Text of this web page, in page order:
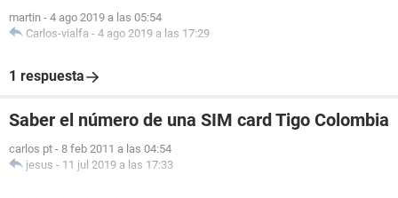
martin - 4 ago 2019 a las 05:54
Carlos-vialfa - 4 ago 2019 a las 17:29
1 respuesta
Saber el número de una SIM card Tigo Colombia
carlos pt - 8 feb 2011 a las 04:54
jesus - 11 jul 2019 a las 17:33